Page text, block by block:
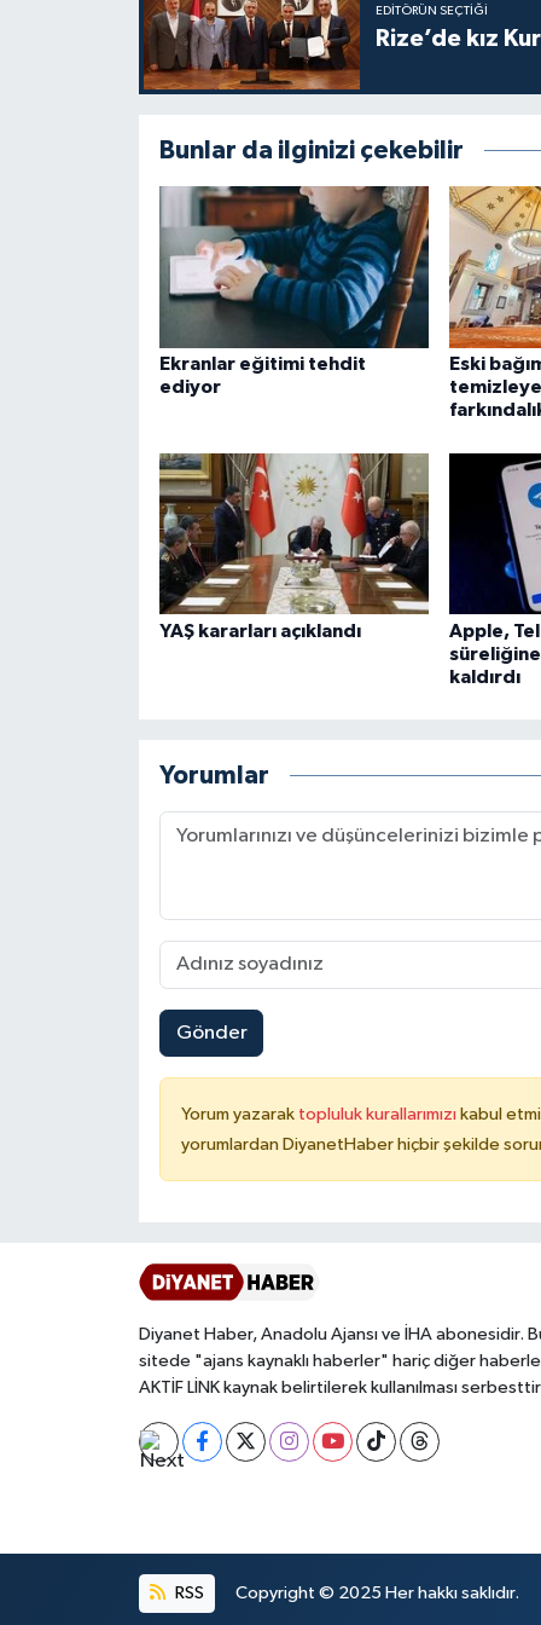
EDITÖRÜN SEÇTIĞI
Rize’de kız
Bunlar da ilginizi çekebilir
Ekranlar eğitimi tehdit
ediyor
Eski
YAŞ kararları açıklandı
Apple,
kaldırdı
Yorumlar
Gönder
Yorum yazarak topluluk kurallarımızı kabul
yorumlardan DiyanetHaber hiçbir şekilde
Diyanet Haber, Anadolu Ajansı ve İHA abonesidir.
sitede "ajans kaynaklı haberler" hariç diğer
AKTİF LİNK kaynak belirtilerek kullanılması
RSS Copyright © 2025 Her hakkı saklıdır.
Gümüşhane Müftülüğü
Hakkari Müftülüğü
Hatay Müftülüğü
Iğdır Müftülüğü
Isparta Müftülüğü
İstanbul Müftülüğü
İzmir Müftülüğü
Kahramanmaraş Müftülüğü
Karabük Müftülüğü
Karaman Müftülüğü
Kars Müftülüğü
Kayseri Müftülüğü
Kilis Müftülüğü
Kırklareli Müftülüğü
Kırşehir Müftülüğü
Mardin Müftülüğü
Mersin Müftülüğü